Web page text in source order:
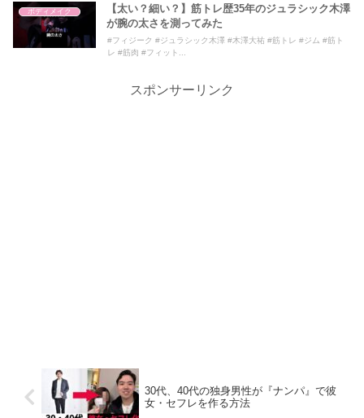
ボディメイク
【太い？細い？】筋トレ歴35年のジュラシック木澤
が腕の太さを測ってみた
#フィジーク #ジュラシック木澤 #木澤大祐 #筋トレ #ジム #筋ト
レ #筋肉 #フィット...
スポンサーリンク
30代、40代の独身男性が『ナンパ』で彼
女・セフレを作る方法